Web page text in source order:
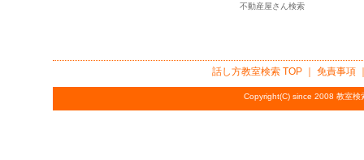
不動産屋さん検索
話し方教室検索TOP ｜ 免責事項
Copyright(C) since 2008 教室検